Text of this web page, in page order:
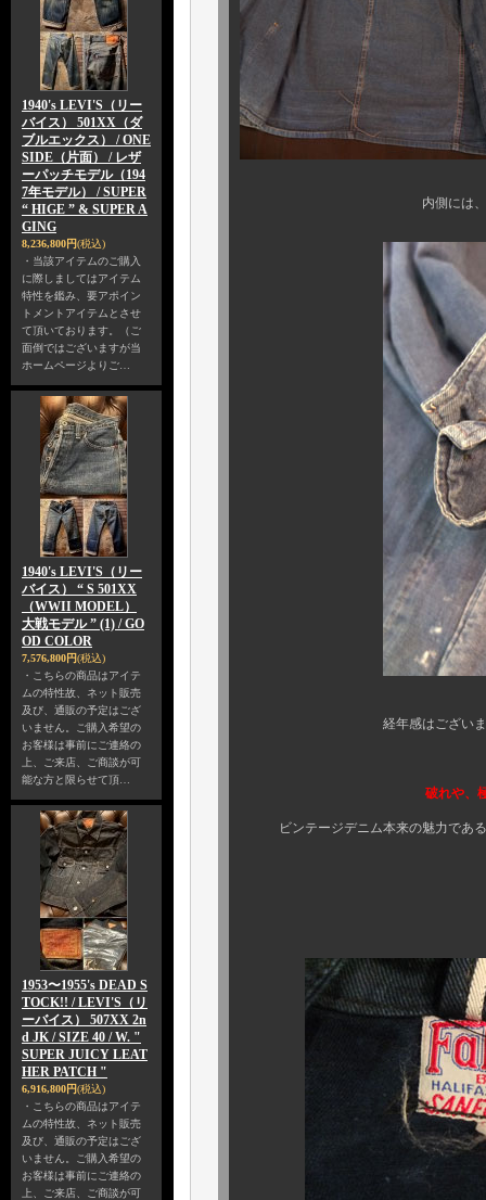
1940's LEVI'S（リー
バイス） 501XX（ダ
ブルエックス） / ONE
SIDE（片面） / レザ
ーパッチモデル（194
7年モデル） / SUPER
“ HIGE ” & SUPER A
GING
8,236,800円(税込)
・当該アイテムのご購入
に際しましてはアイテム
特性を鑑み、要アポイン
トメントアイテムとさせ
て頂いております。（ご
面倒ではございますが当
ホームページよりご…
1940's LEVI'S（リー
バイス） “ S 501XX
（WWII MODEL）
大戦モデル ” (1) / GO
OD COLOR
7,576,800円(税込)
・こちらの商品はアイテ
ムの特性故、ネット販売
及び、通販の予定はござ
いません。ご購入希望の
お客様は事前にご連絡の
上、ご来店、ご商談が可
能な方と限らせて頂…
1953〜1955's DEAD S
TOCK!! / LEVI'S（リ
ーバイス） 507XX 2n
d JK / SIZE 40 / W. "
SUPER JUICY LEAT
HER PATCH "
6,916,800円(税込)
・こちらの商品はアイテ
ムの特性故、ネット販売
及び、通販の予定はござ
いません。ご購入希望の
お客様は事前にご連絡の
上、ご来店、ご商談が可
内側には、抜染によるス
経年感はございますが、袖
破れや、極端なダメー
ビンテージデニム本来の魅力である